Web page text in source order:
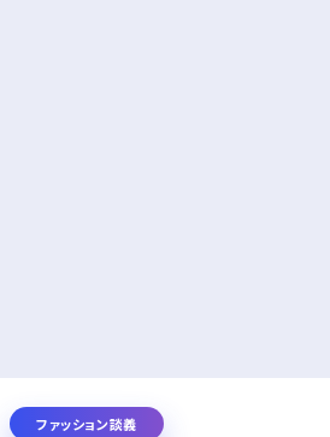
ファッション談義